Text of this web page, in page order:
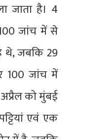
जाता है। 4
जांच में से
थे, जबकि 29
100 जांच में
अप्रैल को मुंबई
एवं एक